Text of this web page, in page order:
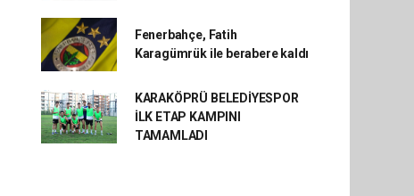
Fenerbahçe, Fatih
Karagümrük ile berabere kaldı
KARAKÖPRÜ BELEDİYESPOR
İLK ETAP KAMPINI
TAMAMLADI